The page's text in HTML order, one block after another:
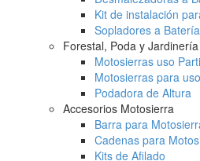
Kit de instalación
Sopladores a Batería
Forestal, Poda y Jardinería
Motosierras uso
Motosierras para
Podadora de Altura
Accesorios Motosierra
Barra para
Cadenas para
Kits de Afilado